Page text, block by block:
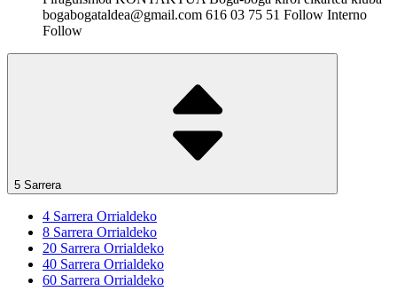
bogabogataldea@gmail.com 616 03 75 51 Follow Interno
Follow
5 Sarrera
4 Sarrera Orrialdeko
8 Sarrera Orrialdeko
20 Sarrera Orrialdeko
40 Sarrera Orrialdeko
60 Sarrera Orrialdeko